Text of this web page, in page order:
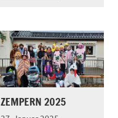
ZEMPERN 2025